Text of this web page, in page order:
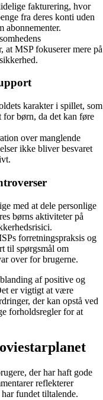
fakturering, hvor
fra deres konti uden
abonnementer.
at MSP fokuserer mere på
karakter i spillet, som
for børn, da det kan føre
over manglende
ikke bliver besvaret
med at dele personlige
børns aktiviteter på
forretningspraksis og
til spørgsmål om
over for brugerne.
af positive og
er vigtigt at være
der kan opstå ved
forholdsregler for at
der har haft gode
reflekterer
fundet tiltalende.